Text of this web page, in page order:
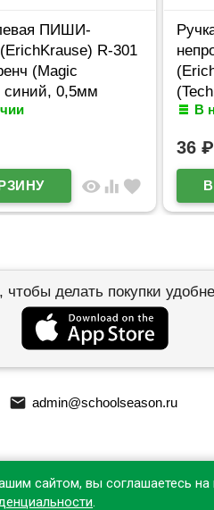
ПИШИ-
R-301
(Magic
синий, 0,5мм
visibilityequalizerfavorite
В
36₽
делать покупки
email admin@schoolseason.ru
сайтом, вы соглашаетесь
.